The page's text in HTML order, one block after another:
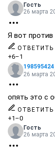
Гость
26 марта
Я вот против
ОТВЕТИТЬ
+6–1
198595424
26 марта
опять это с
ОТВЕТИТЬ
+1 –0
Гость
26 марта